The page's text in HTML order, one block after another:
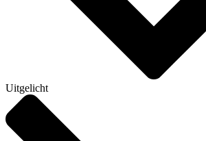
Uitgelicht